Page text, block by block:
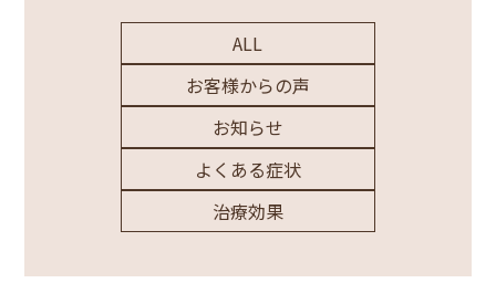
ALL
お客様からの声
お知らせ
よくある症状
治療効果